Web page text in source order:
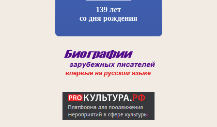
139 лет
со дня рождения